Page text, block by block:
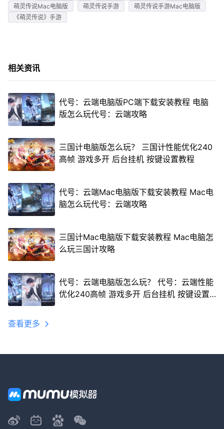
萌灵传说Mac电脑版
萌灵传说手游
萌灵传说手游Mac电脑版
《萌灵传说》手游
相关资讯
代号：云端电脑版PC端下载安装教程 电脑
版怎么玩代号：云端攻略
三国计电脑版怎么玩？ 三国计性能优化240
高帧 游戏多开 后台挂机 按键设置教程
代号：云端Mac电脑版下载安装教程 Mac电
脑怎么玩代号：云端攻略
三国计Mac电脑版下载安装教程 Mac电脑怎
么玩三国计攻略
代号：云端电脑版怎么玩？ 代号：云端性能
优化240高帧 游戏多开 后台挂机 按键设置
查看更多